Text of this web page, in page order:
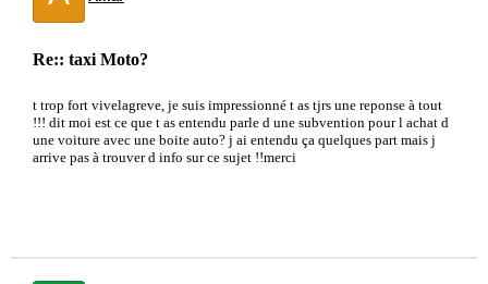
Re:: taxi Moto?
t trop fort vivelagreve, je suis impressionné t as tjrs une reponse à tout
!!! dit moi est ce que t as entendu parle d une subvention pour l achat d
une voiture avec une boite auto? j ai entendu ça quelques part mais j
arrive pas à trouver d info sur ce sujet !!merci